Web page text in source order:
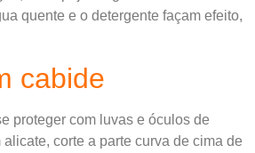
quente e o detergente façam efeito,
cabide
proteger com luvas e óculos de
corte a parte curva de cima de